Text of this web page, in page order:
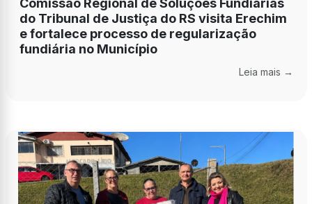
Comissão Regional de Soluções Fundiárias
do Tribunal de Justiça do RS visita Erechim
e fortalece processo de regularização
fundiária no Município
Leia mais →